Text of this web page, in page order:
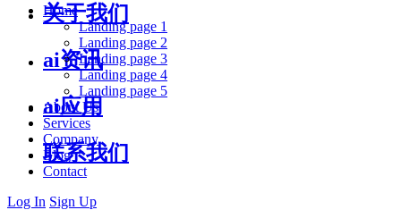
关于我们
ai资讯
ai应用
联系我们
Home
Landing page 1
Landing page 2
Landing page 3
Landing page 4
Landing page 5
About Us
Services
Company
Blog
Contact
Log In Sign Up